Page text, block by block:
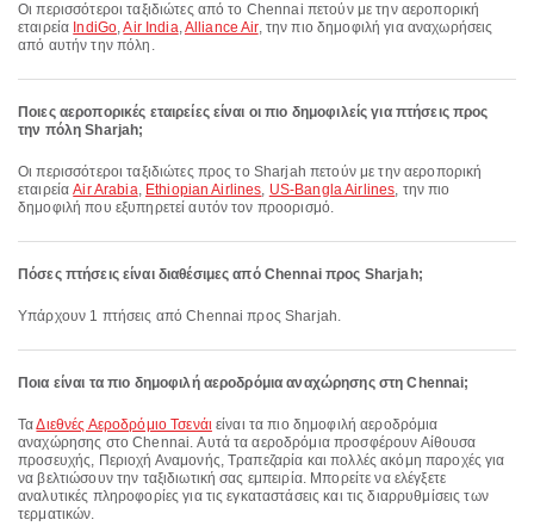
Οι περισσότεροι ταξιδιώτες από το Chennai πετούν με την αεροπορική
εταιρεία IndiGo,Air India,Alliance Air, την πιο δημοφιλή για αναχωρήσεις
από αυτήν την πόλη.
Ποιες αεροπορικές εταιρείες είναι οι πιο δημοφιλείς για πτήσεις προς
την πόλη Sharjah;
Οι περισσότεροι ταξιδιώτες προς το Sharjah πετούν με την αεροπορική
εταιρείαAir Arabia, Ethiopian Airlines, US-Bangla Airlines, την πιο
δημοφιλή που εξυπηρετεί αυτόν τον προορισμό.
Πόσες πτήσεις είναι διαθέσιμες από Chennai προς Sharjah;
Υπάρχουν 1 πτήσεις από Chennai προς Sharjah.
Ποια είναι τα πιο δημοφιλή αεροδρόμια αναχώρησης στη Chennai;
ΤαΔιεθνές Αεροδρόμιο Τσενάι είναι τα πιο δημοφιλή αεροδρόμια
αναχώρησης στο Chennai. Αυτά τα αεροδρόμια προσφέρουν Αίθουσα
προσευχής, Περιοχή Αναμονής, Τραπεζαρία και πολλές ακόμη παροχές για
να βελτιώσουν την ταξιδιωτική σας εμπειρία. Μπορείτε να ελέγξετε
αναλυτικές πληροφορίες για τις εγκαταστάσεις και τις διαρρυθμίσεις των
τερματικών.